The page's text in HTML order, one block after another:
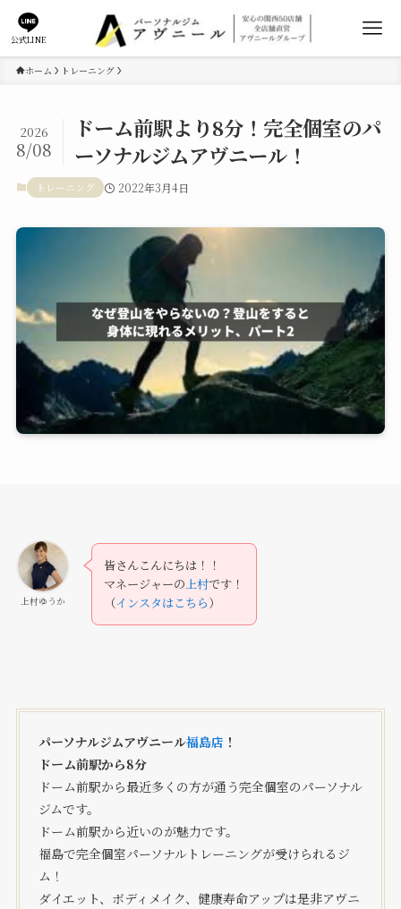
公式LINE
ホーム トレーニング
ドーム前駅より8分！完全個室のパ
ーソナルジムアヴニール！
2026
8/08
トレーニング 2022年3月4日
上村ゆうか
皆さんこんにちは！！
マネージャーの上村です！
（インスタはこちら）
パーソナルジムアヴニール福島店 ！
ドーム前駅から8分
ドーム前駅から最近多くの方が通う完全個室のパーソナル
ジムです。
ドーム前駅から近いのが魅力です。
福島で完全個室パーソナルトレーニングが受けられるジ
ム！
ダイエット、ボディメイク、健康寿命アップは是非アヴニ